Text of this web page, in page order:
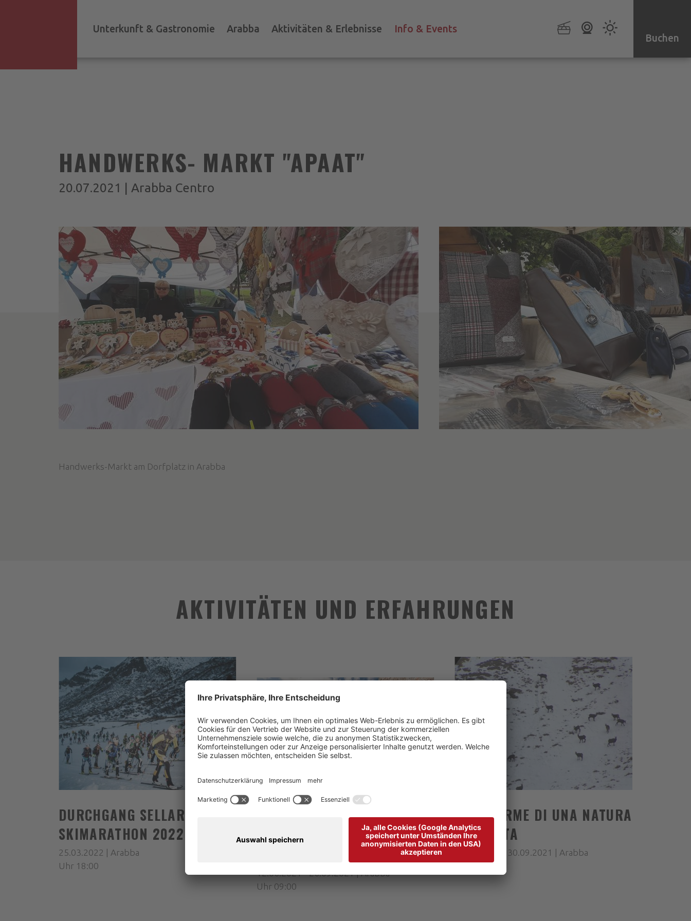
Unterkunft & Gastronomie Arabba Aktivitäten & Erlebnisse
Info & Events
Buchen
HANDWERKS- MARKT "APAAT"
20.07.2021 | Arabba Centro
Handwerks-Markt am Dorfplatz in Arabba
AKTIVITÄTEN UND ERFAHRUNGEN
DURCHGANG SELLARONDA
SKIMARATHON 2022
25.03.2022 | Arabba
Uhr 18:00
KLETTERSTEIG "DELLE
TRINCEE" MIT BERGFÜHRER
12.06.2021 - 26.09.2021 | Arabba
Uhr 09:00
SULLE ORME DI UNA NATURA
NASCOSTA
01.06.2021 - 30.09.2021 | Arabba
Uhr 06:00